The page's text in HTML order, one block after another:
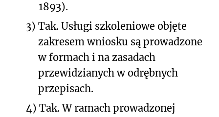
1893).
3) Tak. Usługi szkoleniowe objęte
zakresem wniosku są prowadzone
w formach i na zasadach
przewidzianych w odrębnych
przepisach.
4) Tak. W ramach prowadzonej